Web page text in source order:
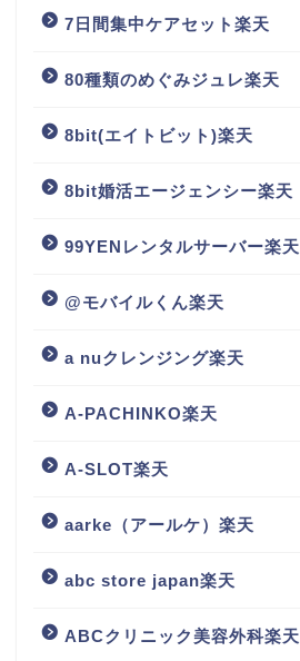
7日間集中ケアセット楽天
80種類のめぐみジュレ楽天
8bit(エイトビット)楽天
8bit婚活エージェンシー楽天
99YENレンタルサーバー楽天
@モバイルくん楽天
a nuクレンジング楽天
A-PACHINKO楽天
A-SLOT楽天
aarke（アールケ）楽天
abc store japan楽天
ABCクリニック美容外科楽天